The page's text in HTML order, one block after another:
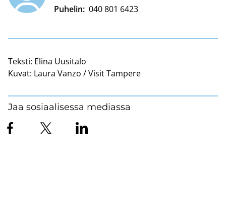
Puhelin: 040 801 6423
Teksti: Elina Uusitalo
Kuvat: Laura Vanzo / Visit Tampere
Jaa sosiaalisessa mediassa